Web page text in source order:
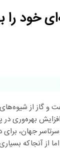
خود را
و گاز از
بهره‌وری
جهان، برای
از آنجاکه